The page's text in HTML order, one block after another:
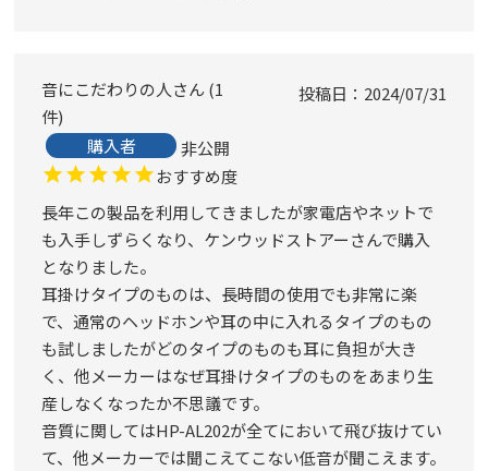
音にこだわりの人
1
件
購入者
非公開
投稿日 2024/07/31
おすすめ度
長年この製品を利用してきましたが家電店やネットで
も入手しずらくなり、ケンウッドストアーさんで購入
となりました。
耳掛けタイプのものは、長時間の使用でも非常に楽
で、通常のヘッドホンや耳の中に入れるタイプのもの
も試しましたがどのタイプのものも耳に負担が大き
く、他メーカーはなぜ耳掛けタイプのものをあまり生
産しなくなったか不思議です。
音質に関してはHP-AL202が全てにおいて飛び抜けてい
て、他メーカーでは聞こえてこない低音が聞こえます。